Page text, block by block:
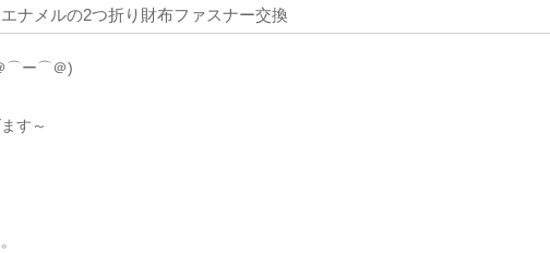
ナメルの2つ折り財布ファスナー交換
⌒ー⌒＠)
す～